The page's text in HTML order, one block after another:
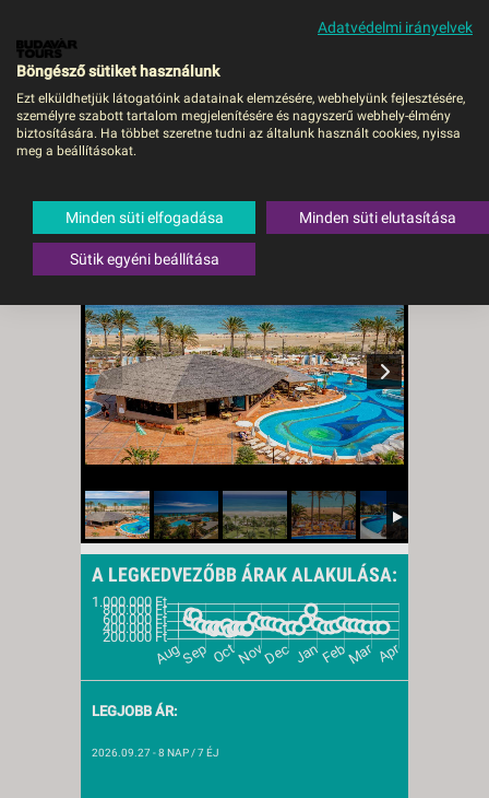
MENÜ
SBH COSTA CALMA
Spanyolország,Fuerteventura,
Costa Calma
A LEGKEDVEZŐBB ÁRAK ALAKULÁSA:
LEGJOBB ÁR:
2026.09.27- 8 NAP / 7 ÉJ
Adatvédelmi irányelvek
Böngésző sütiket használunk
Ezt elküldhetjük látogatóink adatainak elemzésére, webhelyünk fejlesztésére,
személyre szabott tartalom megjelenítésére és nagyszerű webhely-élmény
biztosítására. Ha többet szeretne tudni az általunk használt cookies, nyissa
meg a beállításokat.
Minden süti elfogadása Minden süti elutasítása
Sütik egyéni beállítása